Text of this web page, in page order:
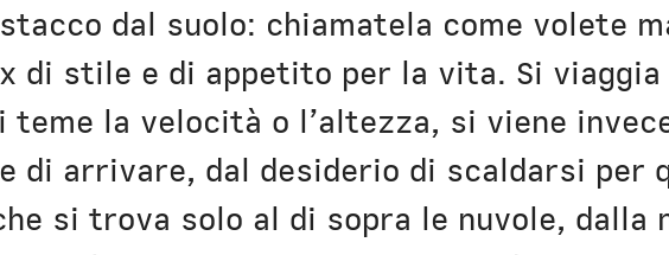
dal suolo: chiamatela come volete
di stile e di appetito per la vita. Si viaggia
teme la velocità o l’altezza, si viene
di arrivare, dal desiderio di scaldarsi per
si trova solo al di sopra le nuvole, dalla